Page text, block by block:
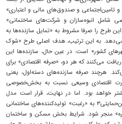
تامین‌اجتماعی و صندوق‌های مالی و اعتباری»
شامل انبوه‌سازان و شرکت‌های ساختمانی»
طرح را صرفا مشروط به «تمایل سازنده‌ها به
تحویل آنها می‌دهد. به این ترتیب، هدف اصلی طرح «شوک
کشور» است. در عین حال، سازنده‌ها این
دریافت می‌کنند که هر دو، «صرفه اقتصادی» برای
هرچند صرفه سازنده‌های دسته‌اول، یعنی
اقتصادی‌ وسیعی نسبت به بخش‌خصوصی
خواهد بود. اما در نهایت، قرار است مدل
قیمت‌گذاری زمین‌های دولتی طرح مسکن‌حمایتی۳ به «رغبت» تولیدکننده‌های ساختمانی
منجر شود. شرایط بخش مسکن و ساختمان